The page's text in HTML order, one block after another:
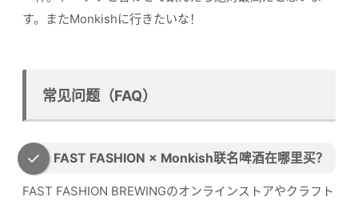
す。またMonkishに行きたいな！
常见问题（FAQ）
FAST FASHION × Monkish联名啤酒在哪里买？
FAST FASHION BREWINGのオンラインストアやクラフト